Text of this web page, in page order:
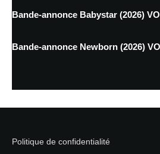
Bande-annonce Babystar (2026)
Bande-annonce Newborn (2026)
Politique de confidentialité